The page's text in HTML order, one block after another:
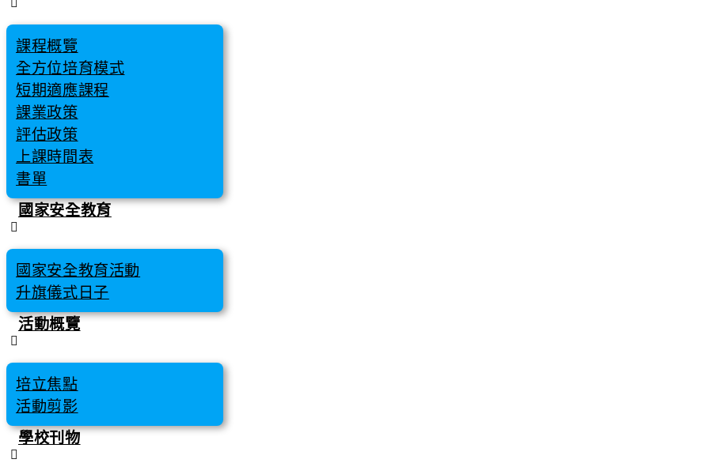
課程概覽
全方位培育模式
短期適應課程
課業政策
評估政策
上課時間表
書單
國家安全教育
國家安全教育活動
升旗儀式日子
活動概覽
培立焦點
活動剪影
學校刊物